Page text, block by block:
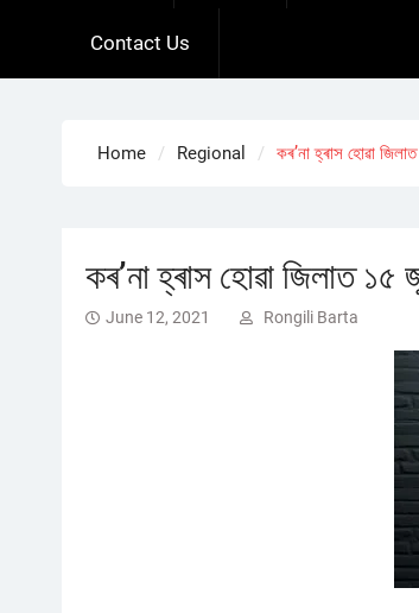
Contact Us
Home Regional কৰ’না হ্ৰাস হোৱা
কৰ’না হ্ৰাস হোৱা জিলাত ১৫
June 12, 2021 Rongili Barta